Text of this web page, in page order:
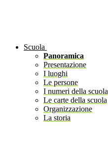
Scuola
Panoramica
Presentazione
I luoghi
Le persone
I numeri della scuola
Le carte della scuola
Organizzazione
La storia